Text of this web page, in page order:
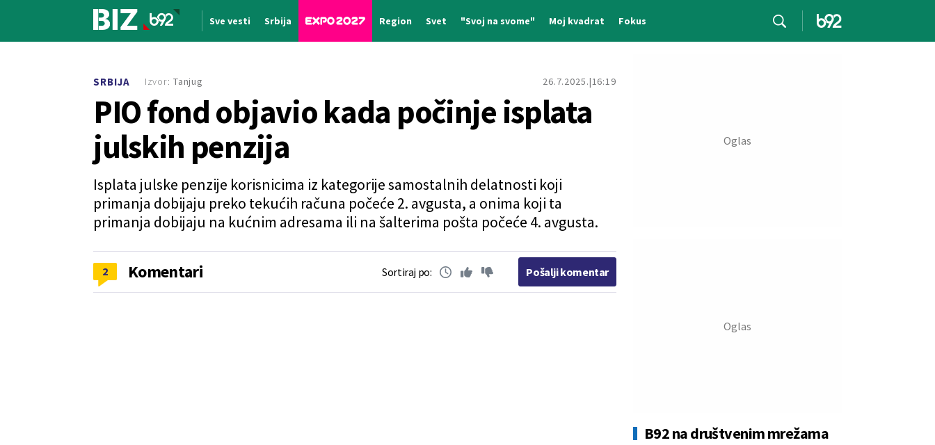
Sve vesti Srbija Region Svet "Svoj na svome" Moj kvadrat Fokus
SRBIJA 26.7.2025. 16:19
PIO fond objavio kada počinje isplata
julskih penzija
Isplata julske penzije korisnicima iz kategorije samostalnih delatnosti koji
primanja dobijaju preko tekućih računa počeće 2. avgusta, a onima koji ta
primanja dobijaju na kućnim adresama ili na šalterima pošta počeće 4. avgusta.
Izvor: Tanjug
2 Komentari Sortiraj po: Pošalji komentar
B92 na društvenim mrežama